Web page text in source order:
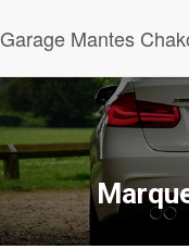
Garage Mantes